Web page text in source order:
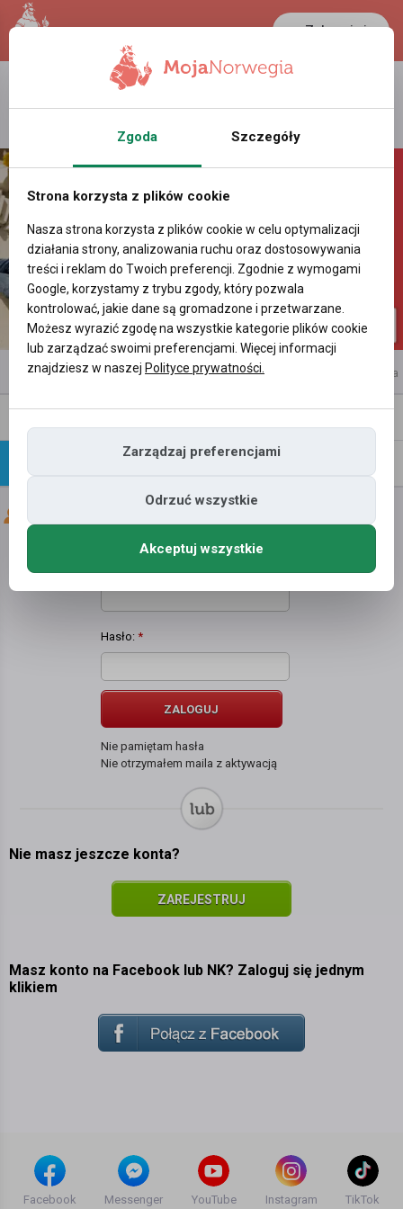
Zaloguj się
LANCASTER
25.2 °C 0.39 PLN
reklama
Napisz
wiadomość
Marek Nowak
Hasło: *
ZALOGUJ
Nie pamiętam hasła
Nie otrzymałem maila z aktywacją
Nie masz jeszcze konta?
ZAREJESTRUJ
Masz konto na Facebook lub NK? Zaloguj się jednym
klikiem
Facebook Messenger YouTube Instagram TikTok
Zgoda Szczegóły
Strona korzysta z plików cookie
Nasza strona korzysta z plików cookie w celu optymalizacji
działania strony, analizowania ruchu oraz dostosowywania
treści i reklam do Twoich preferencji. Zgodnie z wymogami
Google, korzystamy z trybu zgody, który pozwala
kontrolować, jakie dane są gromadzone i przetwarzane.
Możesz wyrazić zgodę na wszystkie kategorie plików cookie
lub zarządzać swoimi preferencjami. Więcej informacji
znajdziesz w naszej Polityce prywatności.
Zarządzaj preferencjami
Odrzuć wszystkie
Akceptuj wszystkie